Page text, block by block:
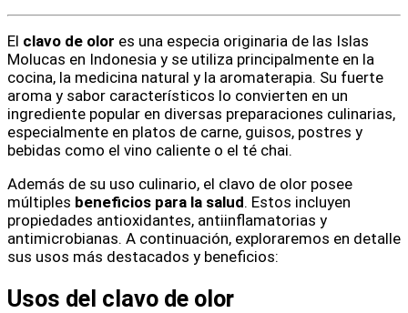
El clavo de olor es una especia originaria de las Islas
Molucas en Indonesia y se utiliza principalmente en la
cocina, la medicina natural y la aromaterapia. Su fuerte
aroma y sabor característicos lo convierten en un
ingrediente popular en diversas preparaciones culinarias,
especialmente en platos de carne, guisos, postres y
bebidas como el vino caliente o el té chai.
Además de su uso culinario, el clavo de olor posee
múltiples beneficios para la salud. Estos incluyen
propiedades antioxidantes, antiinflamatorias y
antimicrobianas. A continuación, exploraremos en detalle
sus usos más destacados y beneficios:
Usos del clavo de olor